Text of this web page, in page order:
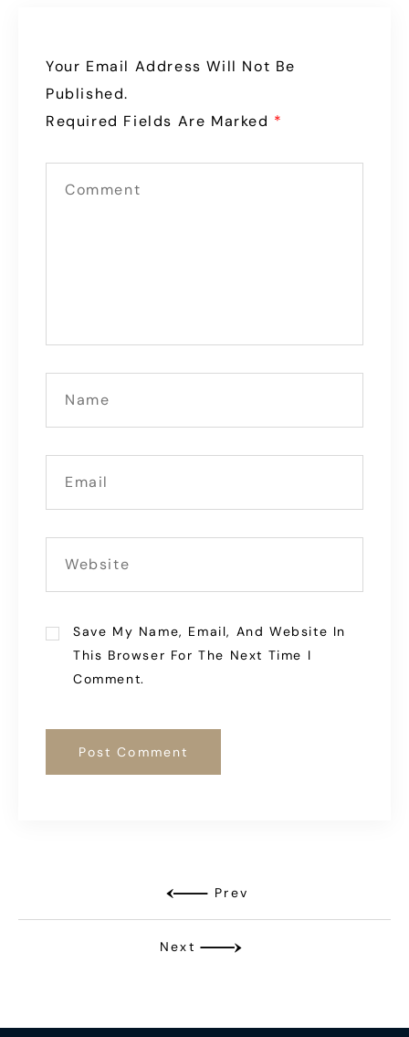
Your Email Address Will Not Be
Published.
Required Fields Are Marked *
Save My Name, Email, And Website In
This Browser For The Next Time I
Comment.
Prev
Next